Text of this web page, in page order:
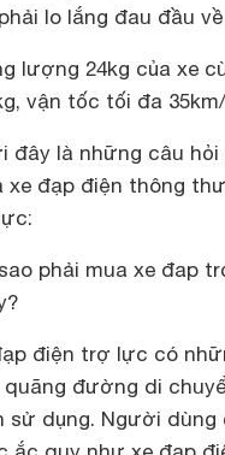
lo lắng đau đầu
lượng 24kg của xe
vận tốc tối đa
đây là những câu
xe đạp điện thông
phải mua xe đap
điện trợ lực có
quãng đường di
sử dụng. Người dùng